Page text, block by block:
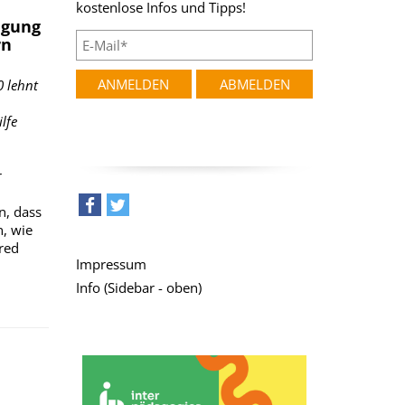
lehnt
dass
wie
kostenlose Infos und Tipps!
Impressum
Info (Sidebar - oben)